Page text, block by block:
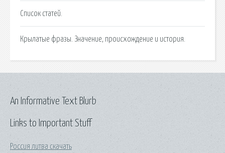
Список статей.
Крылатые фразы. Значение, происхождение и история.
Links to Important Stuff
Россия литва скачать
An Informative Text Blurb